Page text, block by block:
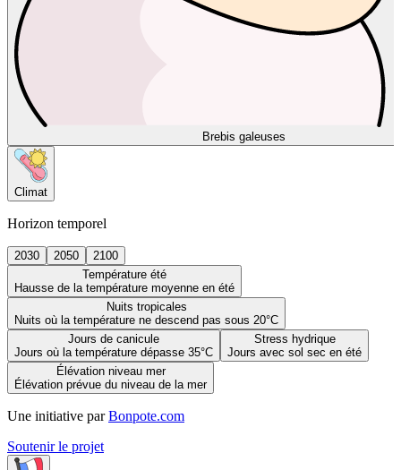
Brebis galeuses
Climat
Horizon temporel
2030 2050
2100
Température été
Hausse de la température moyenne en été
Nuits tropicales
Nuits où la température ne descend pas sous 20°C
Jours de canicule
Jours où la température dépasse 35°C
Stress hydrique
Jours avec sol sec en été
Élévation niveau mer
Élévation prévue du niveau de la mer
Une initiative par Bonpote.com
Soutenir le projet